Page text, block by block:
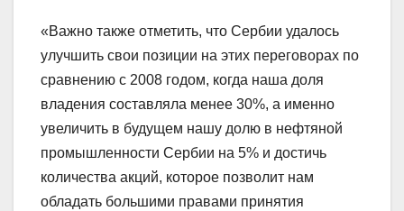
«Важно также отметить, что Сербии удалось
улучшить свои позиции на этих переговорах по
сравнению с 2008 годом, когда наша доля
владения составляла менее 30%, а именно
увеличить в будущем нашу долю в нефтяной
промышленности Сербии на 5% и достичь
количества акций, которое позволит нам
обладать большими правами принятия